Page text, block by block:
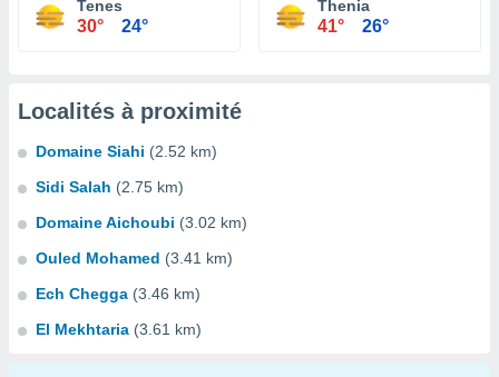
Tenes
30° 24°
Thenia
41° 26°
Localités à proximité
Domaine Siahi (2.52 km)
Sidi Salah (2.75 km)
Domaine Aichoubi (3.02 km)
Ouled Mohamed (3.41 km)
Ech Chegga (3.46 km)
El Mekhtaria (3.61 km)